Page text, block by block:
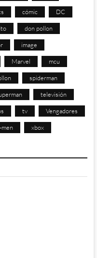
cómic DC
don pollon
image
Marvel mcu
spiderman
televisión
tv Vengadores
men xbox